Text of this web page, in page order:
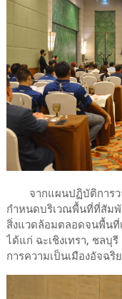
จากแผนปฏิบัติการ
กำหนดบริเวณพื้นที่ที่สัมพั
สิ่งแวดล้อมตลอดจนพื้นที่
ได้แก่ ฉะเชิงเทรา, ชลบุ
การความเป็นเมืองอัจฉริ